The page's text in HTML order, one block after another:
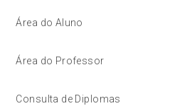
Área do Aluno
Área do Professor
Consulta de Diplomas